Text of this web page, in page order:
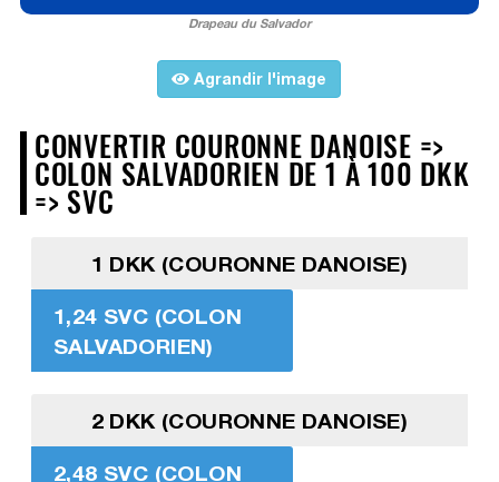
Drapeau du Salvador
Agrandir l'image
CONVERTIR COURONNE DANOISE =>
COLON SALVADORIEN DE 1 À 100 DKK
=> SVC
1 DKK (COURONNE DANOISE)
1,24 SVC (COLON
SALVADORIEN)
2 DKK (COURONNE DANOISE)
2,48 SVC (COLON